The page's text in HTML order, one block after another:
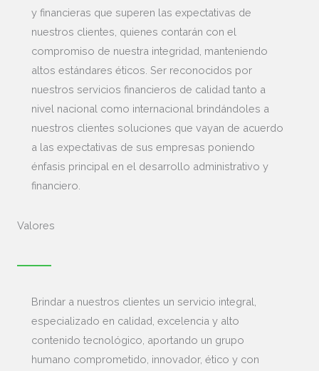
y financieras que superen las expectativas de
nuestros clientes, quienes contarán con el
compromiso de nuestra integridad, manteniendo
altos estándares éticos. Ser reconocidos por
nuestros servicios financieros de calidad tanto a
nivel nacional como internacional brindándoles a
nuestros clientes soluciones que vayan de acuerdo
a las expectativas de sus empresas poniendo
énfasis principal en el desarrollo administrativo y
financiero.
Valores
Brindar a nuestros clientes un servicio integral,
especializado en calidad, excelencia y alto
contenido tecnológico, aportando un grupo
humano comprometido, innovador, ético y con